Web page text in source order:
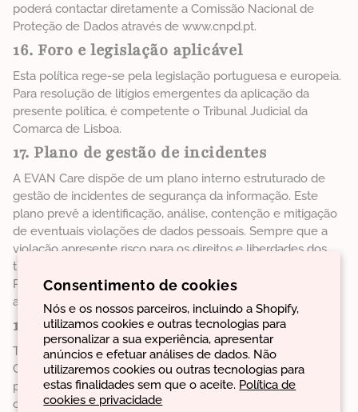
Consentimento de cookies
Nós e os nossos parceiros, incluindo a Shopify,
utilizamos cookies e outras tecnologias para
personalizar a sua experiência, apresentar
anúncios e efetuar análises de dados. Não
utilizaremos cookies ou outras tecnologias para
estas finalidades sem que o aceite. Política de
cookies e privacidade
poderá contactar diretamente a Comissão Nacional de
Proteção de Dados através de www.cnpd.pt.
16. Foro e legislação aplicável
Esta política rege-se pela legislação portuguesa e europeia.
Para resolução de litígios emergentes da aplicação da
presente política, é competente o Tribunal Judicial da
Comarca de Lisboa.
17. Plano de gestão de incidentes
A EVAN Care dispõe de um plano interno estruturado de
gestão de incidentes de segurança da informação. Este
plano prevê a identificação, análise, contenção e mitigação
de eventuais violações de dados pessoais. Sempre que a
violação apresente risco para os direitos e liberdades dos
titulares, será realizada notificação à Comissão Nacional de
Proteção de Dados no prazo legal de 72 horas e, quando
aplicável, comunicação individual aos titulares afetados.
18. Privacy by design & DPIA
Todos os projetos, funcionalidades e processos da EVAN
Care são concebidos e implementados com base no
princípio de Privacy by Design and by Default. Sempre que
o tratamento envolva riscos elevados, são realizadas